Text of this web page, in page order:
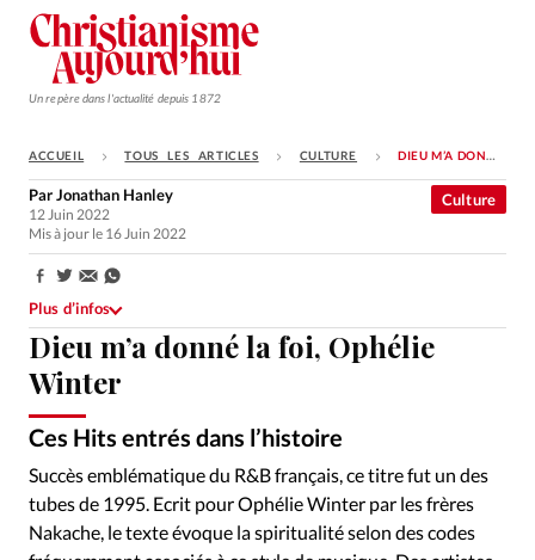
Un repère dans l'actualité depuis 1872
S'ABONNER
Monde
Opinions
Tous les articles
Faire un don
Emploi
Se connecter
Édition: Internationale
ACCUEIL TOUS LES ARTICLES CULTURE DIEU M’A DONNÉ LA FOI, OPHÉLIE WINTER
Dieu m’a donné la foi, Ophélie
Winter
Ces Hits entrés dans l’histoire
Culture
ParJonathan Hanley
12 Juin 2022
Mis à jour le 16 Juin 2022
Partager:
Plus d’infos
Succès emblématique du R&B français, ce titre fut un des
tubes de 1995. Ecrit pour Ophélie Winter par les frères
Nakache, le texte évoque la spiritualité selon des codes